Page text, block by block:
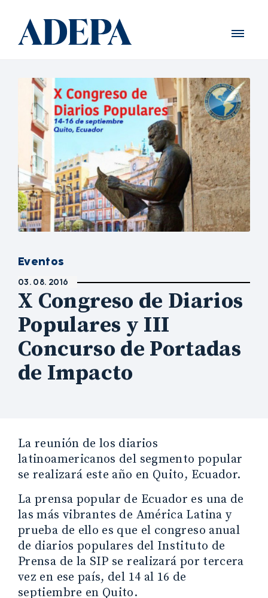
Eventos
03. 08. 2016
X Congreso de Diarios
Populares y III
Concurso de Portadas
de Impacto
La reunión de los diarios
latinoamericanos del segmento popular
se realizará este año en Quito, Ecuador.
La prensa popular de Ecuador es una de
las más vibrantes de América Latina y
prueba de ello es que el congreso anual
de diarios populares del Instituto de
Prensa de la SIP se realizará por tercera
vez en ese país, del 14 al 16 de
septiembre en Quito.